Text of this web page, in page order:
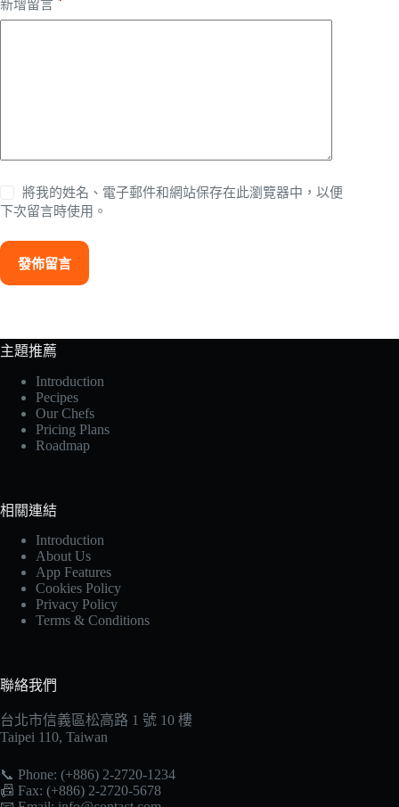
新增留言
將我的姓名、電子郵件和網站保存在此瀏覽器中，以便
下次留言時使用。
發佈留言
主題推薦
Introduction
Pecipes
Our Chefs
Pricing Plans
Roadmap
相關連結
Introduction
About Us
App Features
Cookies Policy
Privacy Policy
Terms & Conditions
聯絡我們
台北市信義區松高路 1 號 10 樓
Taipei 110, Taiwan
📞 Phone: (+886) 2-2720-1234
📠 Fax: (+886) 2-2720-5678